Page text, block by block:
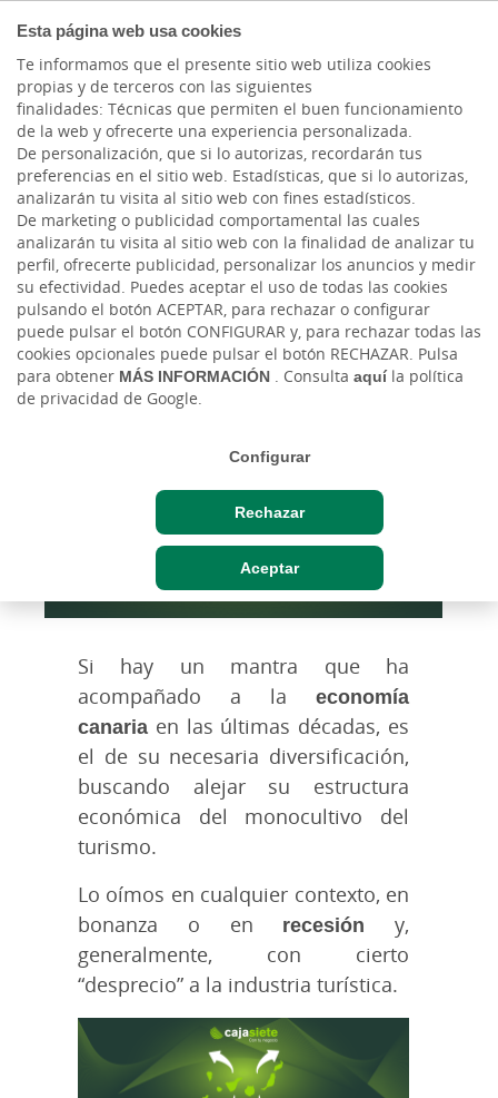
Esta página web usa cookies
Te informamos que el presente sitio web utiliza cookies
propias y de terceros con las siguientes
finalidades: Técnicas que permiten el buen funcionamiento
de la web y ofrecerte una experiencia personalizada.
De personalización, que si lo autorizas, recordarán tus
preferencias en el sitio web. Estadísticas, que si lo autorizas,
analizarán tu visita al sitio web con fines estadísticos.
De marketing o publicidad comportamental las cuales
analizarán tu visita al sitio web con la finalidad de analizar tu
perfil, ofrecerte publicidad, personalizar los anuncios y medir
su efectividad. Puedes aceptar el uso de todas las cookies
pulsando el botón ACEPTAR, para rechazar o configurar
puede pulsar el botón CONFIGURAR y, para rechazar todas las
cookies opcionales puede pulsar el botón RECHAZAR. Pulsa
para obtener MÁS INFORMACIÓN . Consulta aquíla política
de privacidad de Google.
Configurar
Rechazar
Aceptar
Actualidad
Canarias,
¡diversifíquese!
Mar, 22/02/2022 - 12:00
Si hay un mantra que ha
acompañado a la economía
canaria en las últimas décadas, es
el de su necesaria diversificación,
buscando alejar su estructura
económica del monocultivo del
turismo.
Lo oímos en cualquier contexto, en
bonanza o en recesión y,
generalmente, con cierto
“desprecio” a la industria turística.